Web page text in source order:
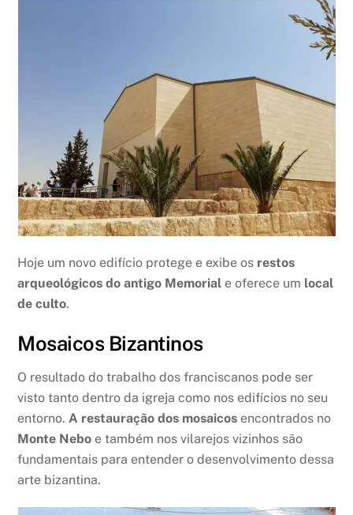
Hoje um novo edifício protege e exibe os restos
arqueológicos do antigo Memorial e oferece um local
de culto.
Mosaicos Bizantinos
O resultado do trabalho dos franciscanos pode ser
visto tanto dentro da igreja como nos edifícios no seu
entorno.A restauração dos mosaicos encontrados no
Monte Nebo e também nos vilarejos vizinhos são
fundamentais para entender o desenvolvimento dessa
arte bizantina.